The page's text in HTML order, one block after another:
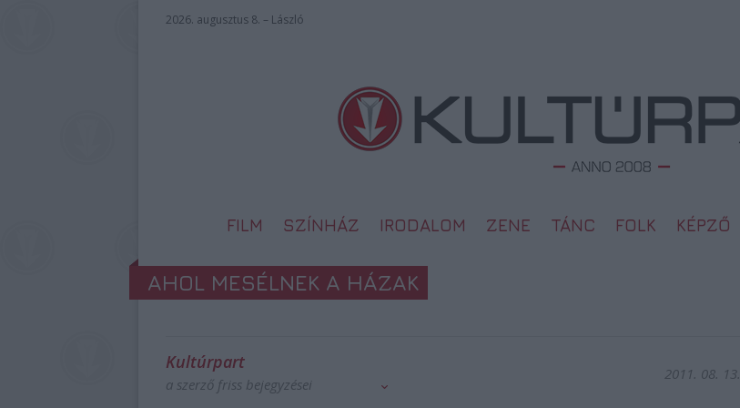
2026. augusztus 8. – László
FILM SZÍNHÁZ IRODALOM ZENE TÁNC FOLK KÉPZŐ
AHOL MESÉLNEK A HÁZAK
Kultúrpart
a szerző friss bejegyzései
2011. 08. 13.